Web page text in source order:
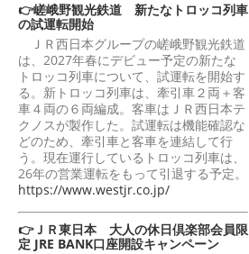
👉嵯峨野観光鉄道 新たなトロッコ列車
の試運転開始
ＪＲ西日本グループの嵯峨野観光鉄道
は、2027年春にデビュー予定の新たな
トロッコ列車について、試運転を開始す
る。新トロッコ列車は、牽引車２両＋客
車４両の６両編成。客車はＪＲ西日本テ
クノスが製作した。試運転は機能確認な
どのため、牽引車と客車を連結して行
う。現在運行しているトロッコ列車は、
26年の営業運転をもって引退する予定。
https://www.westjr.co.jp/
👉ＪＲ東日本 大人の休日倶楽部会員限
定 JRE BANK口座開設キャンペーン